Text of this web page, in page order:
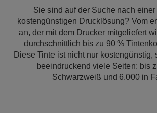
Sie sind auf der Suche nach
kostengünstigen Drucklösung? Vom
an, der mit dem Drucker mitgeliefert
durchschnittlich bis zu 90 %
Diese Tinte ist nicht nur kostengünstig,
beeindruckend viele Seiten: bis
Schwarzweiß und 6.000 in